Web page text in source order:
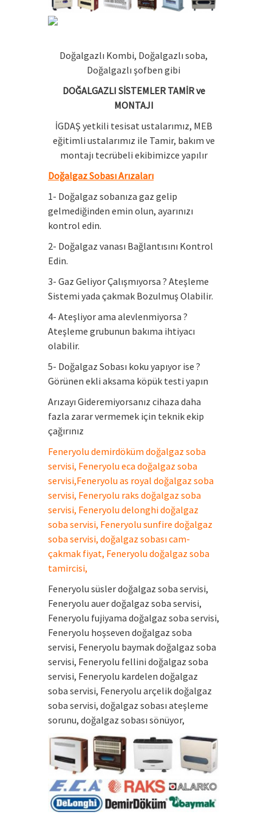
Doğalgazlı Kombi, Doğalgazlı soba,
Doğalgazlı şofben gibi
DOĞALGAZLI SİSTEMLER TAMİR ve
MONTAJI
İGDAŞ yetkili tesisat ustalarımız, MEB
eğitimli ustalarımız ile Tamir, bakım ve
montajı tecrübeli ekibimizce yapılır
Doğalgaz Sobası Arızaları
1- Doğalgaz sobanıza gaz gelip
gelmediğinden emin olun, ayarınızı
kontrol edin.
2- Doğalgaz vanası Bağlantısını Kontrol
Edin.
3- Gaz Geliyor Çalışmıyorsa ? Ateşleme
Sistemi yada çakmak Bozulmuş Olabilir.
4- Ateşliyor ama alevlenmiyorsa ?
Ateşleme grubunun bakıma ihtiyacı
olabilir.
5- Doğalgaz Sobası koku yapıyor ise ?
Görünen ekli aksama köpük testi yapın
Arızayı Gideremiyorsanız cihaza daha
fazla zarar vermemek için teknik ekip
çağırınız
Feneryolu demirdöküm doğalgaz soba
servisi, Feneryolu eca doğalgaz soba
servisi,Feneryolu as royal doğalgaz soba
servisi, Feneryolu raks doğalgaz soba
servisi, Feneryolu delonghi doğalgaz
soba servisi, Feneryolu sunfire doğalgaz
soba servisi, doğalgaz sobası cam-
çakmak fiyat, Feneryolu doğalgaz soba
tamircisi,
Feneryolu süsler doğalgaz soba servisi,
Feneryolu auer doğalgaz soba servisi,
Feneryolu fujiyama doğalgaz soba servisi,
Feneryolu hoşseven doğalgaz soba
servisi, Feneryolu baymak doğalgaz soba
servisi, Feneryolu fellini doğalgaz soba
servisi, Feneryolu kardelen doğalgaz
soba servisi, Feneryolu arçelik doğalgaz
soba servisi, doğalgaz sobası ateşleme
sorunu, doğalgaz sobası sönüyor,